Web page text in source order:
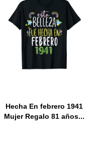
Hecha En febrero 1941
Mujer Regalo 81 años...